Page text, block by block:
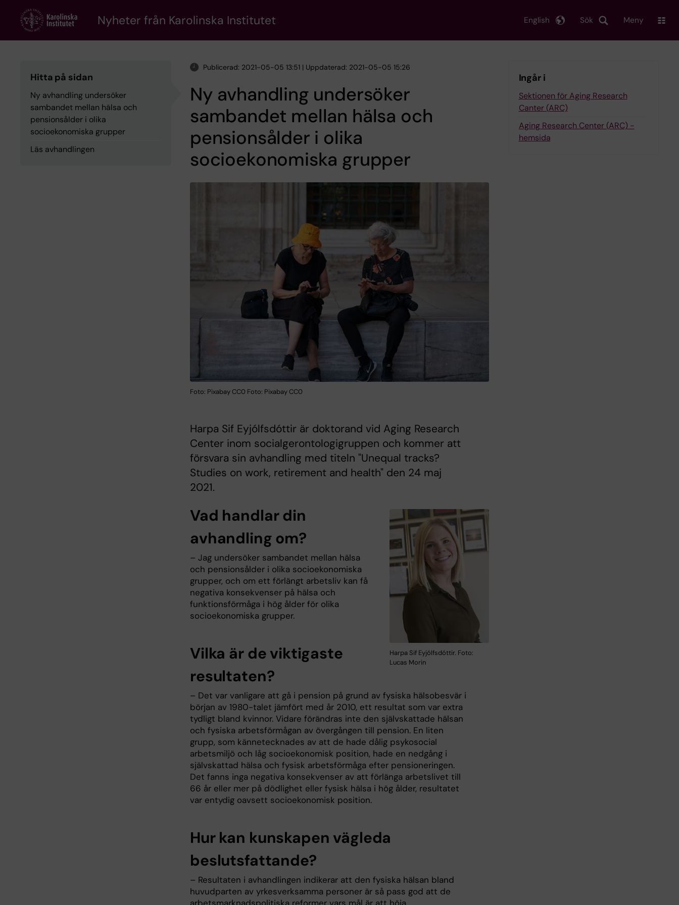
content
Nyheter från Karolinska Institutet Sök
English Meny
Hitta på sidan
Ny avhandling undersöker
sambandet mellan hälsa och
pensionsålder i olika
socioekonomiska grupper
Läs avhandlingen
Publicerad: 2021-05-05 13:51 | Uppdaterad: 2021-05-05 15:26
Ny avhandling undersöker
sambandet mellan hälsa och
pensionsålder i olika
socioekonomiska grupper
Foto: Pixabay CC0 Foto: Pixabay CC0
Harpa Sif Eyjólfsdóttir är doktorand vid Aging Research
Center inom socialgerontologigruppen och kommer att
försvara sin avhandling med titeln "Unequal tracks?
Studies on work, retirement and health" den 24 maj
2021.
Harpa Sif Eyjólfsdóttir. Foto:
Lucas Morin
Vad handlar din
avhandling om?
– Jag undersöker sambandet mellan hälsa
och pensionsålder i olika socioekonomiska
grupper, och om ett förlängt arbetsliv kan få
negativa konsekvenser på hälsa och
funktionsförmåga i hög ålder för olika
socioekonomiska grupper.
Vilka är de viktigaste
resultaten?
– Det var vanligare att gå i pension på grund av fysiska hälsobesvär i
början av 1980-talet jämfört med år 2010, ett resultat som var extra
tydligt bland kvinnor. Vidare förändras inte den självskattade hälsan
och fysiska arbetsförmågan av övergången till pension. En liten
grupp, som kännetecknades av att de hade dålig psykosocial
arbetsmiljö och låg socioekonomisk position, hade en nedgång i
självskattad hälsa och fysisk arbetsförmåga efter pensioneringen.
Det fanns inga negativa konsekvenser av att förlänga arbetslivet till
66 år eller mer på dödlighet eller fysisk hälsa i hög ålder, resultatet
var entydig oavsett socioekonomisk position.
Hur kan kunskapen vägleda
beslutsfattande?
– Resultaten i avhandlingen indikerar att den fysiska hälsan bland
huvudparten av yrkesverksamma personer är så pass god att de
Ingår i
Sektionen för Aging Research
Canter (ARC)
Aging Research Center (ARC) -
hemsida